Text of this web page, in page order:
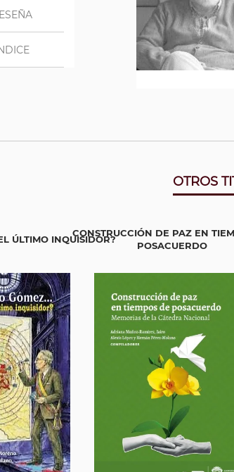
OTROS
ÚLTIMO INQUISIDOR?
CONSTRUCCIÓN DE PAZ EN
POSACUERDO